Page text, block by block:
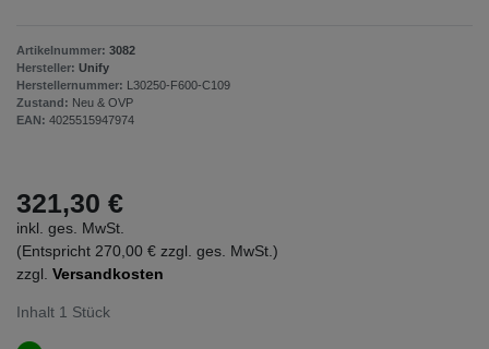
Artikelnummer: 3082
Hersteller: Unify
Herstellernummer: L30250-F600-C109
Zustand: Neu & OVP
EAN: 4025515947974
321,30 €
inkl. ges. MwSt.
(Entspricht 270,00 € zzgl. ges. MwSt.)
zzgl. Versandkosten
Inhalt 1 Stück